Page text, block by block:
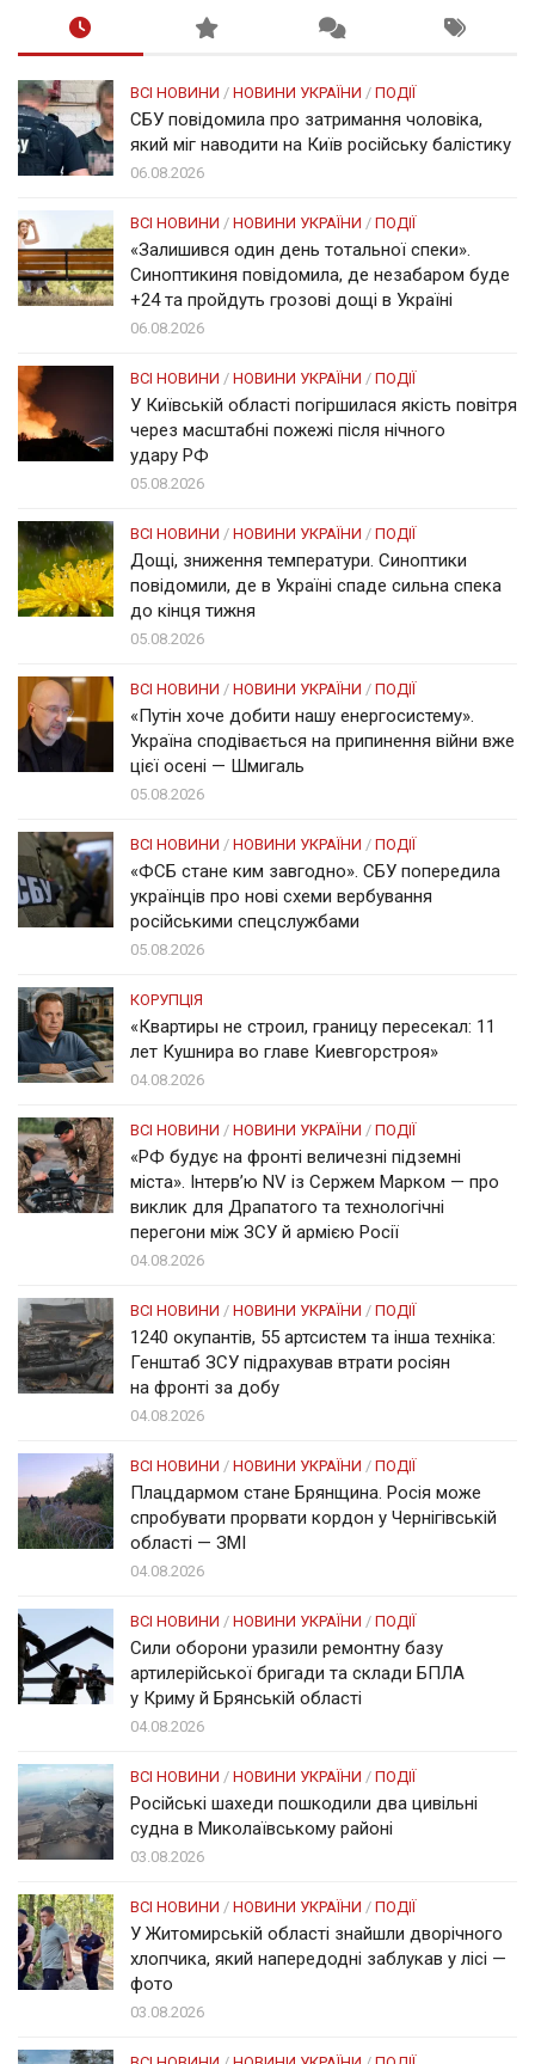
ВСІ НОВИНИ / НОВИНИ УКРАЇНИ / ПОДІЇ
СБУ повідомила про затримання чоловіка,
який міг наводити на Київ російську балістику
06.08.2026
ВСІ НОВИНИ / НОВИНИ УКРАЇНИ / ПОДІЇ
«Залишився один день тотальної спеки».
Синоптикиня повідомила, де незабаром буде
+24 та пройдуть грозові дощі в Україні
06.08.2026
ВСІ НОВИНИ / НОВИНИ УКРАЇНИ / ПОДІЇ
У Київській області погіршилася якість повітря
через масштабні пожежі після нічного
удару РФ
05.08.2026
ВСІ НОВИНИ / НОВИНИ УКРАЇНИ / ПОДІЇ
Дощі, зниження температури. Синоптики
повідомили, де в Україні спаде сильна спека
до кінця тижня
05.08.2026
ВСІ НОВИНИ / НОВИНИ УКРАЇНИ / ПОДІЇ
«Путін хоче добити нашу енергосистему».
Україна сподівається на припинення війни вже
цієї осені — Шмигаль
05.08.2026
ВСІ НОВИНИ / НОВИНИ УКРАЇНИ / ПОДІЇ
«ФСБ стане ким завгодно». СБУ попередила
українців про нові схеми вербування
російськими спецслужбами
05.08.2026
КОРУПЦІЯ
«Квартиры не строил, границу пересекал: 11
лет Кушнира во главе Киевгорстроя»
04.08.2026
ВСІ НОВИНИ / НОВИНИ УКРАЇНИ / ПОДІЇ
«РФ будує на фронті величезні підземні
міста». Інтерв’ю NV із Сержем Марком — про
виклик для Драпатого та технологічні
перегони між ЗСУ й армією Росії
04.08.2026
ВСІ НОВИНИ / НОВИНИ УКРАЇНИ / ПОДІЇ
1240 окупантів, 55 артсистем та інша техніка:
Генштаб ЗСУ підрахував втрати росіян
на фронті за добу
04.08.2026
ВСІ НОВИНИ / НОВИНИ УКРАЇНИ / ПОДІЇ
Плацдармом стане Брянщина. Росія може
спробувати прорвати кордон у Чернігівській
області — ЗМІ
04.08.2026
ВСІ НОВИНИ / НОВИНИ УКРАЇНИ / ПОДІЇ
Сили оборони уразили ремонтну базу
артилерійської бригади та склади БПЛА
у Криму й Брянській області
04.08.2026
ВСІ НОВИНИ / НОВИНИ УКРАЇНИ / ПОДІЇ
Російські шахеди пошкодили два цивільні
судна в Миколаївському районі
03.08.2026
ВСІ НОВИНИ / НОВИНИ УКРАЇНИ / ПОДІЇ
У Житомирській області знайшли дворічного
хлопчика, який напередодні заблукав у лісі —
фото
03.08.2026